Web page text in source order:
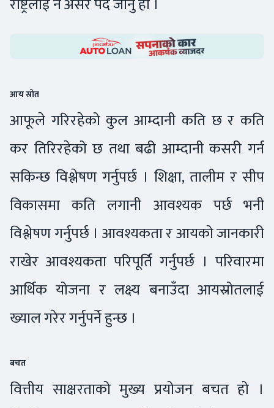
आय स्रोत
आफूले गरिरहेको कुल आम्दानी कति छ र कति
कर तिरिरहेको छ तथा बढी आम्दानी कसरी गर्न
सकिन्छ विश्लेषण गर्नुपर्छ । शिक्षा, तालीम र सीप
विकासमा कति लगानी आवश्यक पर्छ भनी
विश्लेषण गर्नुपर्छ । आवश्यकता र आयको जानकारी
राखेर आवश्यकता परिपूर्ति गर्नुपर्छ । परिवारमा
आर्थिक योजना र लक्ष्य बनाउँदा आयस्रोतलाई
ख्याल गरेर गर्नुपर्ने हुन्छ ।
बचत
वित्तीय साक्षरताको मुख्य प्रयोजन बचत हो ।